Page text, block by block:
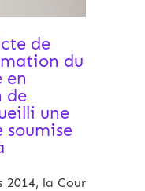
de
du
en
de
une
soumise
2014, la Cour